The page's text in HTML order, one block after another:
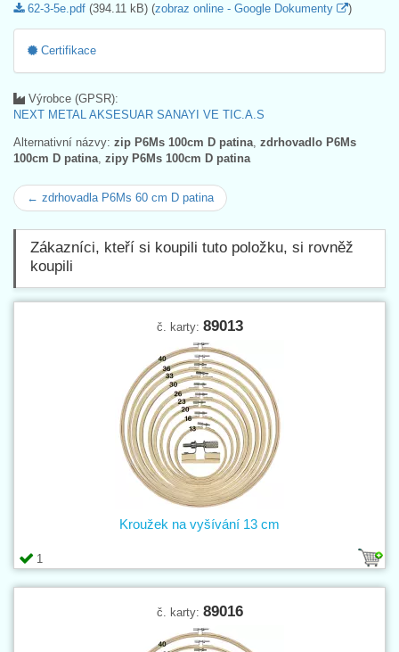
62-3-5e.pdf (394.11 kB) (zobraz online - Google Dokumenty )
Certifikace
Výrobce (GPSR):
NEXT METAL AKSESUAR SANAYI VE TIC.A.S
Alternativní názvy: zip P6Ms 100cm D patina zdrhovadlo P6Ms
100cm D patina zipy P6Ms 100cm D patina
← zdrhovadla P6Ms 60 cm D patina
Zákazníci, kteří si koupili tuto položku, si rovněž
koupili
č. karty: 89013
1
Kroužek na vyšívání 13 cm
č. karty: 89016